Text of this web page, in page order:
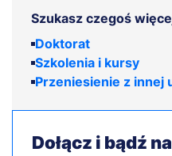
Szukasz czegoś
Doktorat
Szkolenia i kursy
Przeniesienie z innej
Dołącz i bądź